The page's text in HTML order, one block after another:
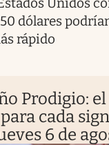
dólares
rápido
Prodigio: el
cada
6 de